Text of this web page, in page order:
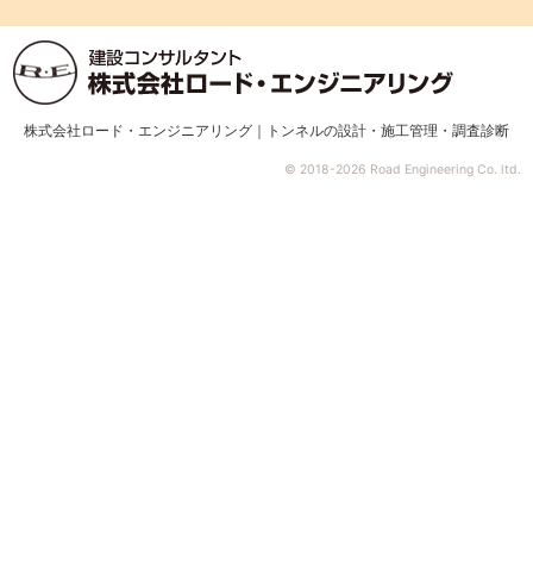
© 2018-2026 Road Engineering Co. ltd.
株式会社ロード・エンジニアリング｜トンネルの設計・施工管理・調査診断